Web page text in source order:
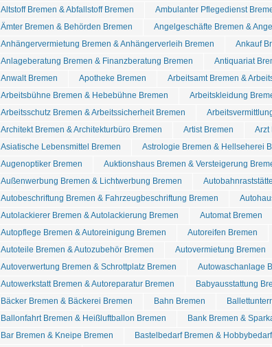
Altstoff Bremen & Abfallstoff Bremen
Ambulanter Pflegedienst
Ämter Bremen & Behörden Bremen
Angelgeschäfte Bremen &
Anhängervermietung Bremen & Anhängerverleih Bremen
Ankauf
Anlageberatung Bremen & Finanzberatung Bremen
Antiquariat
Anwalt Bremen
Apotheke Bremen
Arbeitsamt Bremen &
Arbeitsbühne Bremen & Hebebühne Bremen
Arbeitskleidung
Arbeitsschutz Bremen & Arbeitssicherheit Bremen
Architekt Bremen & Architekturbüro Bremen
Artist Bremen
Arzt
Asiatische Lebensmittel Bremen
Astrologie Bremen & Hellseherei
Augenoptiker Bremen
Auktionshaus Bremen & Versteigerung
Außenwerbung Bremen & Lichtwerbung Bremen
Autobeschriftung Bremen & Fahrzeugbeschriftung Bremen
Autolackierer Bremen & Autolackierung Bremen
Automat Bremen
Autopflege Bremen & Autoreinigung Bremen
Autoreifen Bremen
Autoteile Bremen & Autozubehör Bremen
Autovermietung Bremen
Autoverwertung Bremen & Schrottplatz Bremen
Autowaschanlage
Autowerkstatt Bremen & Autoreparatur Bremen
Babyausstattung
Bäcker Bremen & Bäckerei Bremen
Bahn Bremen
Ballonfahrt Bremen & Heißluftballon Bremen
Bank Bremen &
Bar Bremen & Kneipe Bremen
Bastelbedarf Bremen &